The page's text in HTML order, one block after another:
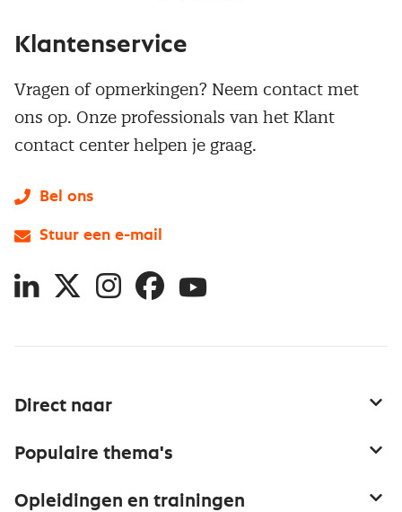
Direct naar
Netwerk en communities
Populaire thema's
Opleidingen en trainingen
Klantenservice
Vragen of opmerkingen? Neem contact met
ons op. Onze professionals van het Klant
contact center helpen je graag.
Bel ons
Stuur een e-mail
LinkedIn
X InstagramFacebookYouTube